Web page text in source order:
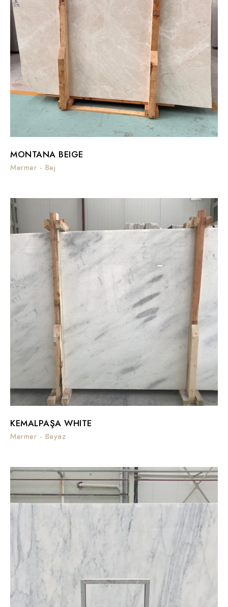
MONTANA BEIGE
Mermer - Bej
KEMALPAŞA WHITE
Mermer - Beyaz